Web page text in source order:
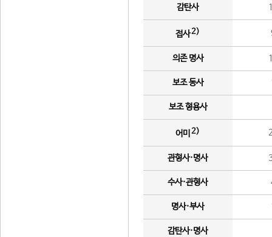
감탄사
접사2)
의존 명사
보조 동사
보조 형용사
어미 2)
관형사·명사
수사·관형사
명사·부사
감탄사·명사